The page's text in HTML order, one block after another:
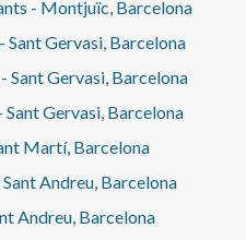
- Montjuïc, Barcelona
Sant Gervasi, Barcelona
Sant Gervasi, Barcelona
Sant Gervasi, Barcelona
Martí, Barcelona
Andreu, Barcelona
Andreu, Barcelona